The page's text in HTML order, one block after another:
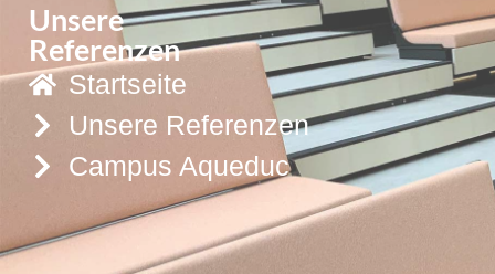
Unsere
Referenzen
Startseite
Unsere Referenzen
Campus Aqueduc